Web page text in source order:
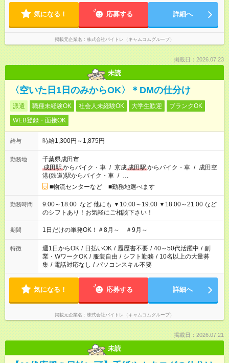
気になる！ 応募する 詳細へ
掲載元企業名 株式会社バイトレ（キャムコムグループ）
掲載日：2026.07.23
未読
〈空いた日1日のみからOK〉＊DMの仕分け
派遣 職種未経験OK 社会人未経験OK 大学生歓迎
ブランクOK
WEB登録・面接OK
給与 時給1,300円～1,875円
勤務地
千葉県成田市
成田駅からバイク・車 / 京成成田駅からバイク・車 / 成田空
港(鉄道)駅からバイク・車 / …
■物流センターなど ■勤務地選べます
勤務時間
9:00～18:00 など 他にも ▼10:00～19:00 ▼18:00～21:00 など
のシフトあり！お気軽にご相談下さい！
期間 1日だけの単発OK！＃8月～ ＃9月～
特徴 週1日からOK / 日払いOK / 履歴書不要 / 40～50代活躍中 / 副
業・WワークOK / 服装自由 / シフト勤務 / 10名以上の大量募
集 / 電話対応なし / パソコンスキル不要
気になる！ 応募する 詳細へ
掲載元企業名 株式会社バイトレ（キャムコムグループ）
掲載日：2026.07.21
未読